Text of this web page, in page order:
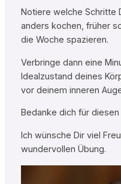
Notiere welche Schritte
anders kochen, früher
die Woche spazieren.
Verbringe dann eine
Idealzustand deines
vor deinem inneren
Bedanke dich für
Ich wünsche Dir viel
wundervollen Übung.